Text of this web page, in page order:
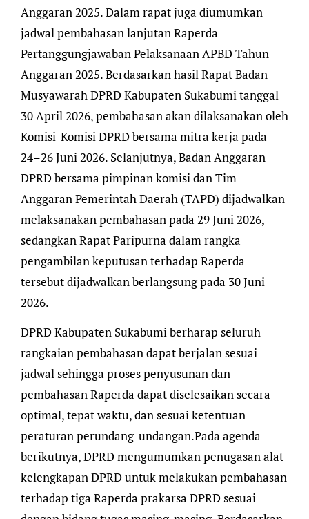
Anggaran 2025. Dalam rapat juga diumumkan
jadwal pembahasan lanjutan Raperda
Pertanggungjawaban Pelaksanaan APBD Tahun
Anggaran 2025. Berdasarkan hasil Rapat Badan
Musyawarah DPRD Kabupaten Sukabumi tanggal
30 April 2026, pembahasan akan dilaksanakan oleh
Komisi-Komisi DPRD bersama mitra kerja pada
24–26 Juni 2026. Selanjutnya, Badan Anggaran
DPRD bersama pimpinan komisi dan Tim
Anggaran Pemerintah Daerah (TAPD) dijadwalkan
melaksanakan pembahasan pada 29 Juni 2026,
sedangkan Rapat Paripurna dalam rangka
pengambilan keputusan terhadap Raperda
tersebut dijadwalkan berlangsung pada 30 Juni
2026.
DPRD Kabupaten Sukabumi berharap seluruh
rangkaian pembahasan dapat berjalan sesuai
jadwal sehingga proses penyusunan dan
pembahasan Raperda dapat diselesaikan secara
optimal, tepat waktu, dan sesuai ketentuan
peraturan perundang-undangan.Pada agenda
berikutnya, DPRD mengumumkan penugasan alat
kelengkapan DPRD untuk melakukan pembahasan
terhadap tiga Raperda prakarsa DPRD sesuai